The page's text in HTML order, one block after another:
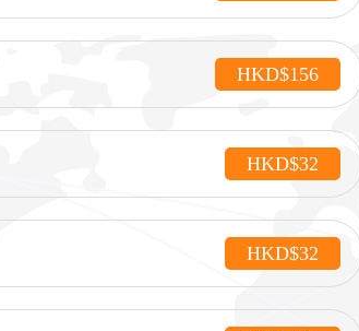
HKD$156
HKD$32
HKD$32